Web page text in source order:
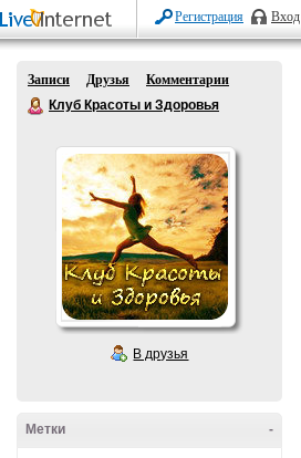
Регистрация Вход
Записи Друзья
Комментарии
Клуб Красоты и Здоровья
В друзья
-
Метки